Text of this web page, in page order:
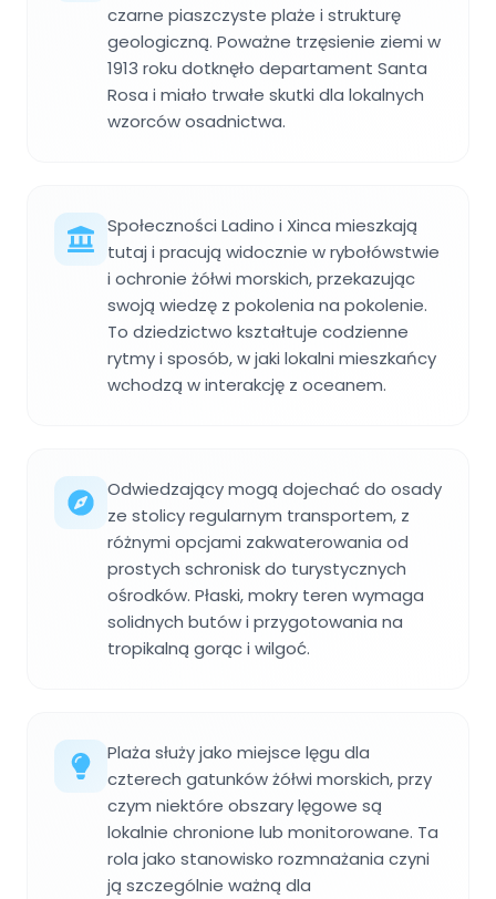
czarne piaszczyste plaże i strukturę
geologiczną. Poważne trzęsienie ziemi w
1913 roku dotknęło departament Santa
Rosa i miało trwałe skutki dla lokalnych
wzorców osadnictwa.
Społeczności Ladino i Xinca mieszkają
tutaj i pracują widocznie w rybołówstwie
i ochronie żółwi morskich, przekazując
swoją wiedzę z pokolenia na pokolenie.
To dziedzictwo kształtuje codzienne
rytmy i sposób, w jaki lokalni mieszkańcy
wchodzą w interakcję z oceanem.
Odwiedzający mogą dojechać do osady
ze stolicy regularnym transportem, z
różnymi opcjami zakwaterowania od
prostych schronisk do turystycznych
ośrodków. Płaski, mokry teren wymaga
solidnych butów i przygotowania na
tropikalną gorąc i wilgoć.
Plaża służy jako miejsce lęgu dla
czterech gatunków żółwi morskich, przy
czym niektóre obszary lęgowe są
lokalnie chronione lub monitorowane. Ta
rola jako stanowisko rozmnażania czyni
ją szczególnie ważną dla